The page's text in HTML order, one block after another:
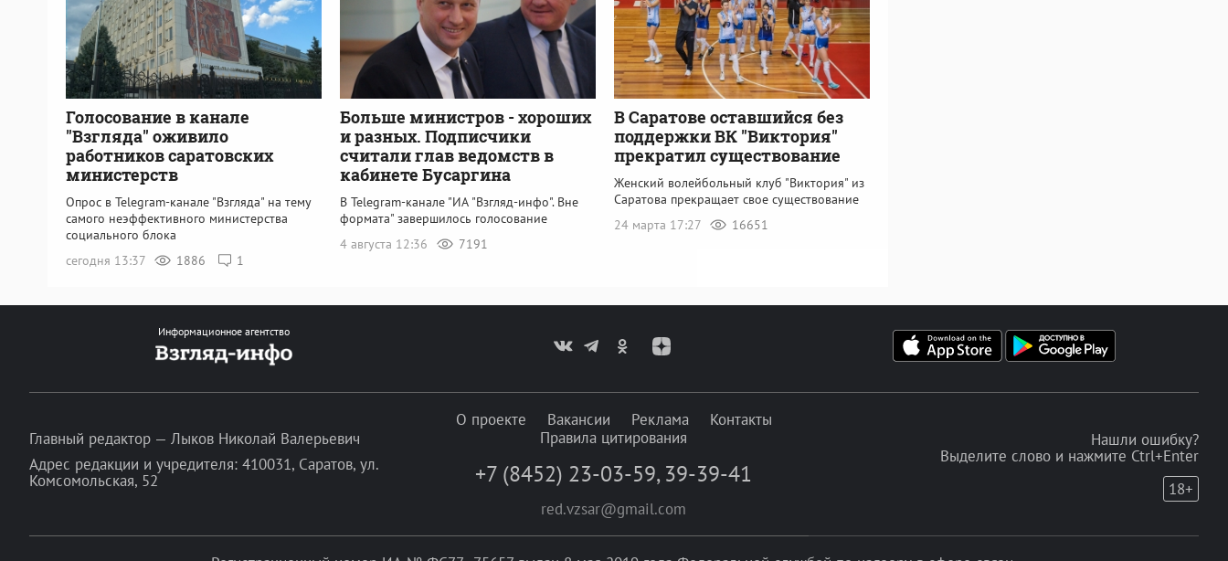
Голосование в канале
"Взгляда" оживило
работников саратовских
министерств
Опрос в Telegram-канале "Взгляда" на тему
самого неэффективного министерства
социального блока
сегодня 13:37
1886 1
Больше министров - хороших
и разных. Подписчики
считали глав ведомств в
кабинете Бусаргина
В Telegram-канале "ИА "Взгляд-инфо". Вне
формата" завершилось голосование
4 августа 12:36
7191
В Саратове оставшийся без
поддержки ВК "Виктория"
прекратил существование
Женский волейбольный клуб "Виктория" из
Саратова прекращает свое существование
24 марта 17:27
16651
Информационное агентство
Главный редактор — Лыков Николай Валерьевич
Адрес редакции и учредителя: 410031, Саратов, ул.
Комсомольская, 52
О проекте Вакансии Реклама
Контакты
Правила цитирования
+7 (8452) 23-03-59, 39-39-41
red.vzsar@gmail.com
Нашли ошибку?
Выделите слово и нажмите Ctrl+Enter
18+